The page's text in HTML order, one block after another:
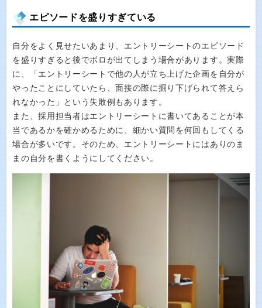
エピソードを盛りすぎている
自分をよく見せたいあまり、エントリーシートのエピソード
を盛りすぎると後でボロが出てしまう場合があります。実際
に、「エントリーシートで他の人が立ち上げた企画を自分が
やったことにしていたら、面接の際に掘り下げられて答えら
れなかった」という失敗例もあります。
また、採用担当者はエントリーシートに書いてあることが本
当であるかを確かめるために、細かい質問を何回もしてくる
場合が多いです。そのため、エントリーシートにはありのま
まの自分を書くようにしてください。